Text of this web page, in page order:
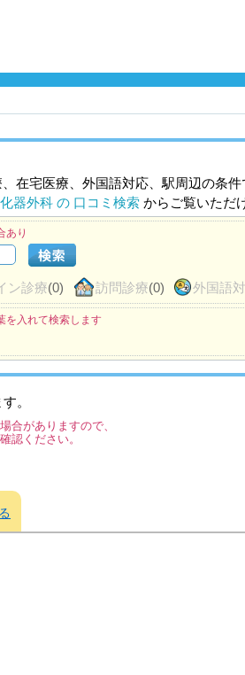
在宅医療、外国語対応、駅周辺の条件
器外科 の 口コミ検索 からご覧いただ
あり
ン診療(0) 訪問診療(0) 外国語
を入れて検索します
。
合がありますので、
認ください。